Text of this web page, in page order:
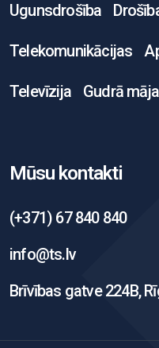
Ugunsdrošība
Telekomunikācijas
Televīzija Gudrā māja
Mūsu kontakti
(+371) 67 840 840
info@ts.lv
Brīvības gatve 224B,